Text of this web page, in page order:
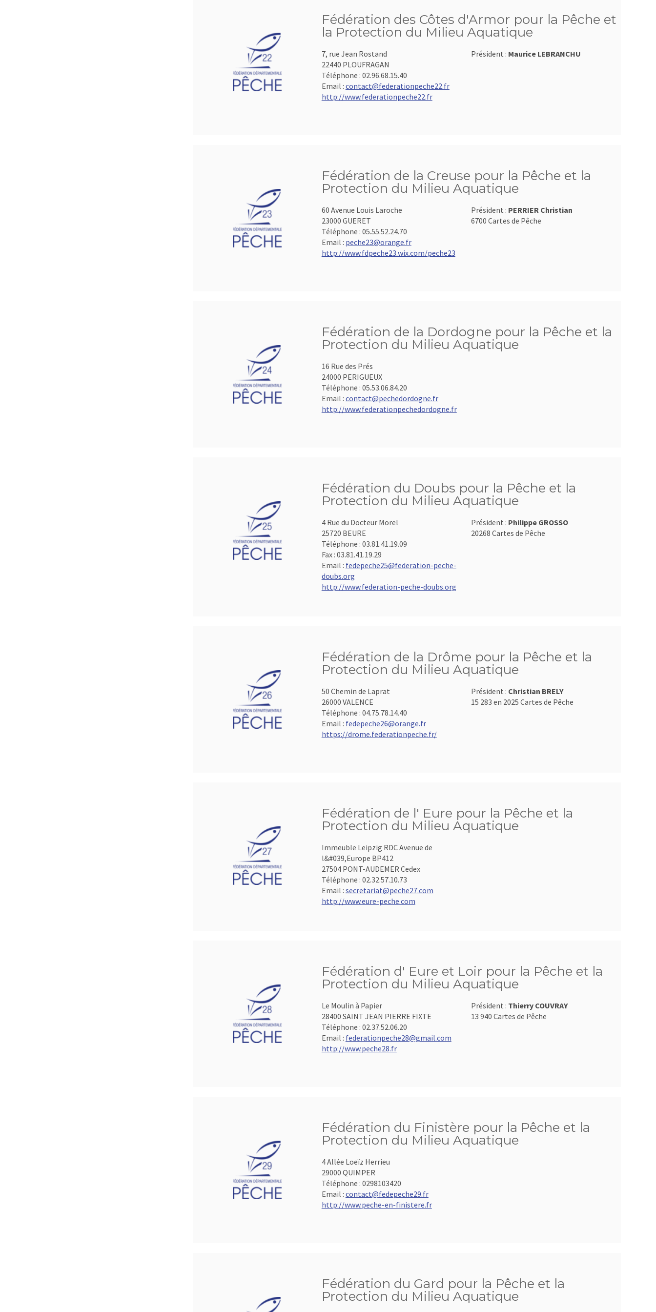
Fédération des Côtes d'Armor pour la Pêche et
la Protection du Milieu Aquatique
7, rue Jean Rostand
22440 PLOUFRAGAN
Téléphone : 02.96.68.15.40
Email : contact@federationpeche22.fr
http://www.federationpeche22.fr
Président : Maurice LEBRANCHU
Fédération de la Creuse pour la Pêche et la
Protection du Milieu Aquatique
60 Avenue Louis Laroche
23000 GUERET
Téléphone : 05.55.52.24.70
Email : peche23@orange.fr
http://www.fdpeche23.wix.com/peche23
Président : PERRIER Christian
6700 Cartes de Pêche
Fédération de la Dordogne pour la Pêche et la
Protection du Milieu Aquatique
16 Rue des Prés
24000 PERIGUEUX
Téléphone : 05.53.06.84.20
Email : contact@pechedordogne.fr
http://www.federationpechedordogne.fr
Fédération du Doubs pour la Pêche et la
Protection du Milieu Aquatique
4 Rue du Docteur Morel
25720 BEURE
Téléphone : 03.81.41.19.09
Fax : 03.81.41.19.29
Email : fedepeche25@federation-peche-
doubs.org
http://www.federation-peche-doubs.org
Président : Philippe GROSSO
20268 Cartes de Pêche
Fédération de la Drôme pour la Pêche et la
Protection du Milieu Aquatique
50 Chemin de Laprat
26000 VALENCE
Téléphone : 04.75.78.14.40
Email : fedepeche26@orange.fr
https://drome.federationpeche.fr/
Président : Christian BRELY
15 283 en 2025 Cartes de Pêche
Fédération de l' Eure pour la Pêche et la
Protection du Milieu Aquatique
Immeuble Leipzig RDC Avenue de
l&#039,Europe BP412
27504 PONT-AUDEMER Cedex
Téléphone : 02.32.57.10.73
Email : secretariat@peche27.com
http://www.eure-peche.com
Fédération d' Eure et Loir pour la Pêche et la
Protection du Milieu Aquatique
Le Moulin à Papier
28400 SAINT JEAN PIERRE FIXTE
Téléphone : 02.37.52.06.20
Email : federationpeche28@gmail.com
http://www.peche28.fr
Président : Thierry COUVRAY
13 940 Cartes de Pêche
Fédération du Finistère pour la Pêche et la
Protection du Milieu Aquatique
4 Allée Loeïz Herrieu
29000 QUIMPER
Téléphone : 0298103420
Email : contact@fedepeche29.fr
http://www.peche-en-finistere.fr
Fédération du Gard pour la Pêche et la
Protection du Milieu Aquatique